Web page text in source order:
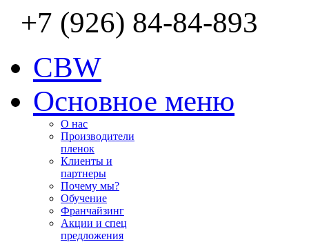
+7 (926) 84-84-893
CBW
Основное меню
О нас
Производители
пленок
Клиенты и
партнеры
Почему мы?
Обучение
Франчайзинг
Акции и спец
предложения